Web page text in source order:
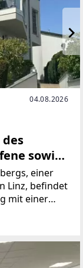
04.08.2026
sowie
einer
Linz, befindet
mit einer
großzügigen